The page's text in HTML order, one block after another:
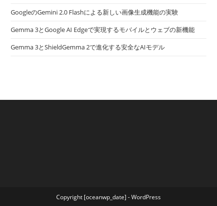
GoogleのGemini 2.0 Flashによる新しい画像生成機能の実験
Gemma 3とGoogle AI Edgeで実現するモバイルとウェブの新機能
Gemma 3とShieldGemma 2で進化する安全なAIモデル
Copyright [oceanwp_date] - WordPress